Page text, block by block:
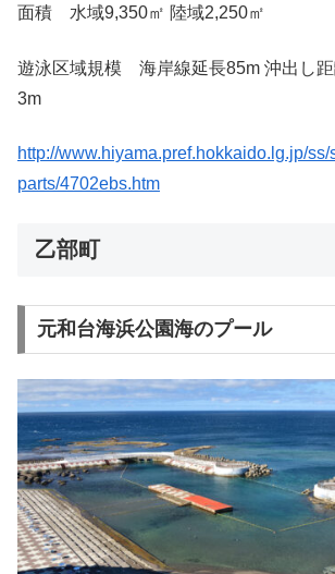
面積 水域9,350㎡ 陸域2,250㎡
遊泳区域規模 海岸線延長85m 沖出し
3m
http://www.hiyama.pref.hokkaido.lg.jp/
parts/4702ebs.htm
乙部町
元和台海浜公園海のプール